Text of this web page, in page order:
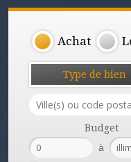
Achat
Type de bien
Budget
à